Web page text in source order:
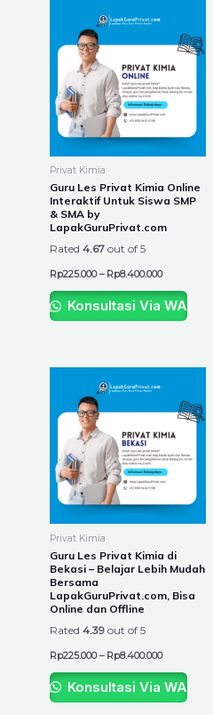
Privat Kimia
Guru Les Privat Kimia Online
Interaktif Untuk Siswa SMP
& SMA by
LapakGuruPrivat.com
Rated 4.67 out of 5
Rp225.000 – Rp8.400.000
through
Rp8.400.000
has
multiple
variants.
The
may
chosen
on
the
Konsultasi Via WA
Privat Kimia
Guru Les Privat Kimia di
Bekasi – Belajar Lebih Mudah
Bersama
LapakGuruPrivat.com, Bisa
Online dan Offline
Rated 4.39 out of 5
Rp225.000 – Rp8.400.000
through
Rp8.400.000
has
multiple
variants.
The
options
may
chosen
on
the
Konsultasi Via WA